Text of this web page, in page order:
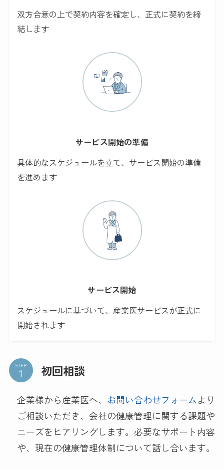
双方合意の上で契約内容を確定し、正式に契約を締
結します
サービス開始の準備
具体的なスケジュールを立て、サービス開始の準備
を進めます
サービス開始
スケジュールに基づいて、産業医サービスが正式に
開始されます
STEP 初回相談
企業様から産業医へ、 お問い合わせフォームより
ご相談いただき、会社の健康管理に関する課題や
ニーズをヒアリングします。必要なサポート内容
や、現在の健康管理体制について話し合います。